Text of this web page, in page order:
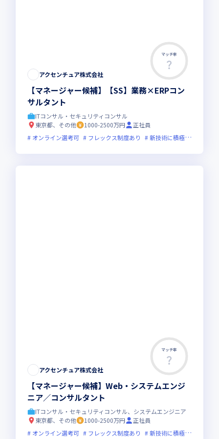
マッチ率
アクセンチュア株式会社
【マネージャー候補】【SS】業務×ERPコン
サルタント
ITコンサル・セキュリティコンサル
東京都、その他
1000-2500万円
正社員
オンライン選考可
フレックス制度あり 新技術に積極的
マッチ率
アクセンチュア株式会社
【マネージャー候補】Web・システムエンジ
ニア／コンサルタント
ITコンサル・セキュリティコンサル、システムエンジニア
東京都、その他
1000-2500万円
正社員
オンライン選考可
フレックス制度あり 新技術に積極的